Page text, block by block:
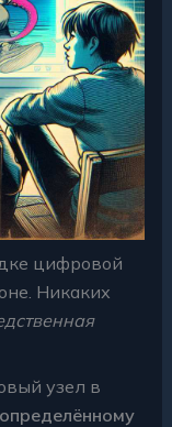
цифровой
Никаких
узел в
определённому